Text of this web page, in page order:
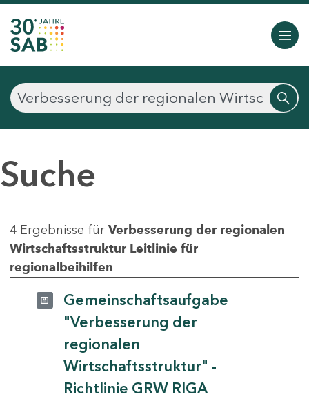
Suche
4 Ergebnisse für Verbesserung der regionalen
Wirtschaftsstruktur Leitlinie für
regionalbeihilfen
Gemeinschaftsaufgabe
"Verbesserung der
regionalen
Wirtschaftsstruktur" -
Richtlinie GRW RIGA